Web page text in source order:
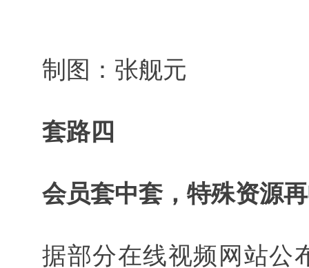
制图：张舰元
套路四
会员套中套，特殊资源
据部分在线视频网站公